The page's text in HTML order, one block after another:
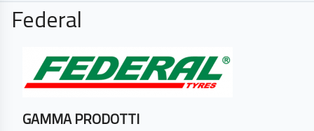
Federal
GAMMA PRODOTTI